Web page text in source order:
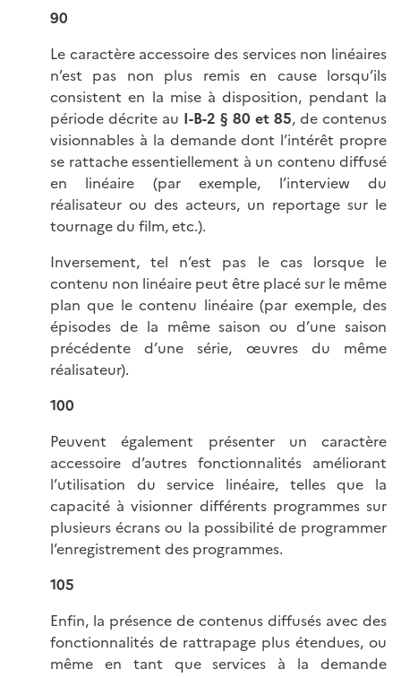
90
Le caractère accessoire des services non linéaires
n’est pas non plus remis en cause lorsqu’ils
consistent en la mise à disposition, pendant la
période décrite au I-B-2 § 80 et 85, de contenus
visionnables à la demande dont l’intérêt propre
se rattache essentiellement à un contenu diffusé
en linéaire (par exemple, l’interview du
réalisateur ou des acteurs, un reportage sur le
tournage du film, etc.).
Inversement, tel n’est pas le cas lorsque le
contenu non linéaire peut être placé sur le même
plan que le contenu linéaire (par exemple, des
épisodes de la même saison ou d’une saison
précédente d’une série, œuvres du même
réalisateur).
100
Peuvent également présenter un caractère
accessoire d’autres fonctionnalités améliorant
l’utilisation du service linéaire, telles que la
capacité à visionner différents programmes sur
plusieurs écrans ou la possibilité de programmer
l’enregistrement des programmes.
105
Enfin, la présence de contenus diffusés avec des
fonctionnalités de rattrapage plus étendues, ou
même en tant que services à la demande